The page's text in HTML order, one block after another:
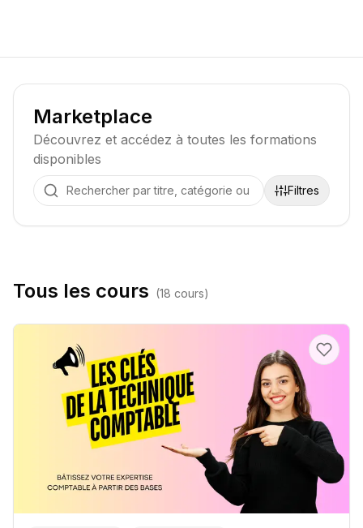
Marketplace
Découvrez et accédez à toutes les formations
disponibles
Filtres
Tous les cours (18 cours)